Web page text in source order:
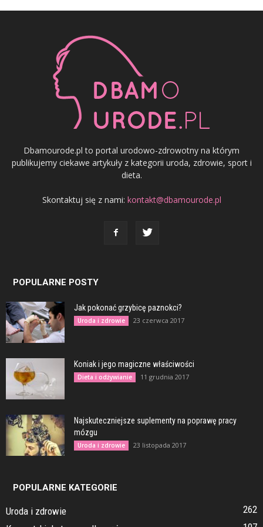
Dbamourode.pl to portal urodowo-zdrowotny na którym
publikujemy ciekawe artykuły z kategorii uroda, zdrowie, sport i
dieta.
Skontaktuj się z nami: kontakt@dbamourode.pl
POPULARNE POSTY
Jak pokonać grzybicę paznokci?
Uroda i zdrowie 23 czerwca 2017
Koniak i jego magiczne właściwości
Dieta i odżywianie 11 grudnia 2017
Najskuteczniejsze suplementy na poprawę pracy
mózgu
Uroda i zdrowie 23 listopada 2017
POPULARNE KATEGORIE
Uroda i zdrowie
262